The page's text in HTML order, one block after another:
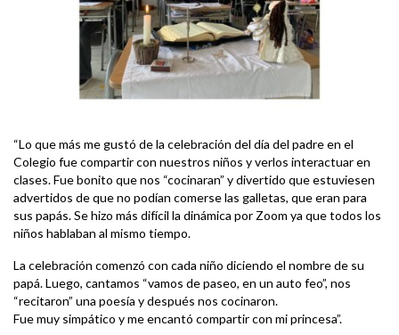
“Lo que más me gustó de la celebración del día del padre en el
Colegio fue compartir con nuestros niños y verlos interactuar en
clases. Fue bonito que nos “cocinaran” y divertido que estuviesen
advertidos de que no podían comerse las galletas, que eran para
sus papás. Se hizo más difícil la dinámica por Zoom ya que todos los
niños hablaban al mismo tiempo.
La celebración comenzó con cada niño diciendo el nombre de su
papá. Luego, cantamos “vamos de paseo, en un auto feo”, nos
“recitaron” una poesía y después nos cocinaron.
Fue muy simpático y me encantó compartir con mi princesa”.